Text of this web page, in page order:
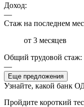
Доход:
—
Стаж на последнем
от 3 месяцев
Общий трудовой стаж:
—
Еще предложения
Узнайте, какой банк
Пройдите короткий